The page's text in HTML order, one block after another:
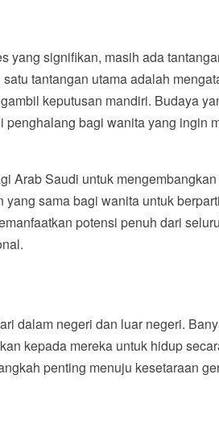
yang signifikan, masih ada
tantangan utama adalah
keputusan mandiri. Budaya
bagi wanita yang ingin
Arab Saudi untuk
sama bagi wanita untuk
potensi penuh dari
dalam negeri dan luar negeri.
kepada mereka untuk hidup
penting menuju kesetaraan